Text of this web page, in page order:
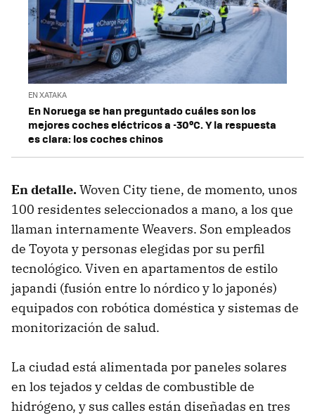
EN XATAKA
En Noruega se han preguntado cuáles son los
mejores coches eléctricos a -30ºC. Y la respuesta
es clara: los coches chinos
En detalle.Woven City tiene, de momento, unos
100 residentes seleccionados a mano, a los que
llaman internamente Weavers. Son empleados
de Toyota y personas elegidas por su perfil
tecnológico. Viven en apartamentos de estilo
japandi (fusión entre lo nórdico y lo japonés)
equipados con robótica doméstica y sistemas de
monitorización de salud.
La ciudad está alimentada por paneles solares
en los tejados y celdas de combustible de
hidrógeno, y sus calles están diseñadas en tres